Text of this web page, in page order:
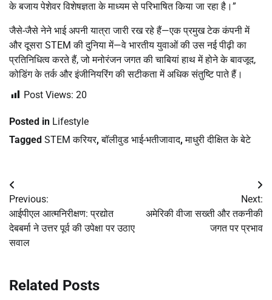
के बजाय पेशेवर विशेषज्ञता के माध्यम से परिभाषित किया जा रहा है।”
जैसे-जैसे नेने भाई अपनी यात्रा जारी रख रहे हैं—एक प्रमुख टेक कंपनी में
और दूसरा STEM की दुनिया में—वे भारतीय युवाओं की उस नई पीढ़ी का
प्रतिनिधित्व करते हैं, जो मनोरंजन जगत की चाबियां हाथ में होने के बावजूद,
कोडिंग के तर्क और इंजीनियरिंग की सटीकता में अधिक संतुष्टि पाते हैं।
Post Views: 20
Posted in Lifestyle
Tagged STEM करियर,बॉलीवुड भाई-भतीजावाद,माधुरी दीक्षित के बेटे
Post
navigation
Previous:
आईपीएल आत्मनिरीक्षण: प्रद्योत
देबबर्मा ने उत्तर पूर्व की उपेक्षा पर उठाए
सवाल
Next:
अमेरिकी वीजा सख्ती और तकनीकी
जगत पर प्रभाव
Related Posts